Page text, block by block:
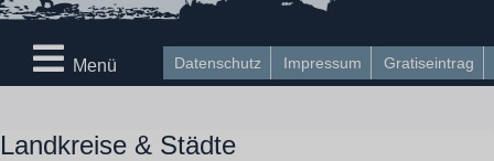
Datenschutz Impressum Gratiseintrag
Menü
Landkreise & Städte